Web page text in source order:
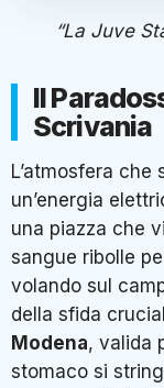
“La Juve
Il
Scrivania
L’atmosfera
un’energia
una piazza che
sangue ribolle
volando sul
della sfida
Modena, valida
stomaco si